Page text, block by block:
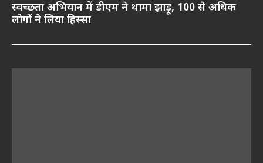
स्वच्छता अभियान में डीएम ने थामा झाड़ू, 100 से अधिक
लोगों ने लिया हिस्सा